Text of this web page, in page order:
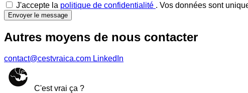
J'accepte la politique de confidentialité . Vos données sont
Envoyer le message
Autres moyens de nous contacter
contact@cestvraica.com LinkedIn
C'est vrai ça ?